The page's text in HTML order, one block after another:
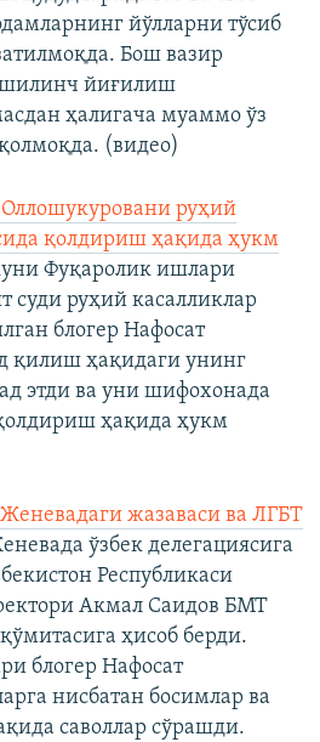
йўлларни тўсиб
Бош вазир
йиғилиш
ҳалигача муаммо ўз
(видео)
Оллошукуровани руҳий
қолдириш ҳақида ҳукм
Фуқаролик ишлари
суди руҳий касалликлар
блогер Нафосат
қилиш ҳақидаги унинг
этди ва уни шифохонада
ҳақида ҳукм
жазаваси ва ЛГБТ
ўзбек делегациясига
Республикаси
Акмал Саидов БМТ
ҳисоб берди.
блогер Нафосат
нисбатан босимлар ва
саволлар сўрашди.